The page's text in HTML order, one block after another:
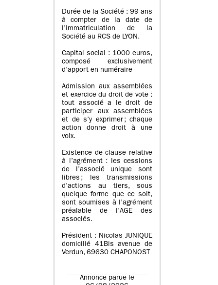
Durée de la Société : 99 ans
à compter de la date de
l’immatriculation de la
Société au RCS de LYON.
Capital social : 1000 euros,
composé exclusivement
d’apport en numéraire
Admission aux assemblées
et exercice du droit de vote :
tout associé a le droit de
participer aux assemblées
et de s’y exprimer ; chaque
action donne droit à une
voix.
Existence de clause relative
à l’agrément : les cessions
de l’associé unique sont
libres ; les transmissions
d’actions au tiers, sous
quelque forme que ce soit,
sont soumises à l’agrément
préalable de l’AGE des
associés.
Président : Nicolas JUNIQUE
domicilié 41Bis avenue de
Verdun, 69630 CHAPONOST
Annonce parue le